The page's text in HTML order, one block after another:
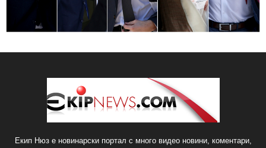
Екип Нюз е новинарски портал с много видео новини, коментари,